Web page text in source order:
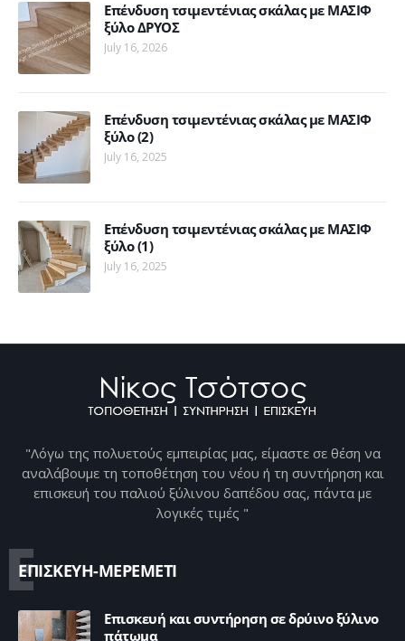
Επένδυση τσιμεντένιας σκάλας με ΜΑΣΙΦ
ξύλο ΔΡΥΟΣ
July 16, 2026
Επένδυση τσιμεντένιας σκάλας με ΜΑΣΙΦ
ξύλο (2)
July 16, 2025
Επένδυση τσιμεντένιας σκάλας με ΜΑΣΙΦ
ξύλο (1)
July 16, 2025
"Λόγω της πολυετούς εμπειρίας μας, είμαστε σε θέση να
αναλάβουμε τη τοποθέτηση του νέου ή τη συντήρηση και
επισκευή του παλιού ξύλινου δαπέδου σας, πάντα με
λογικές τιμές "
Ε
ΕΠΙΣΚΕΥΗ-ΜΕΡΕΜΕΤΙ
Επισκευή και συντήρηση σε δρύινο ξύλινο
πάτωμα